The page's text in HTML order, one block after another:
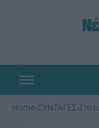
Home›ΣΥΝΤΑΓΕΣ›